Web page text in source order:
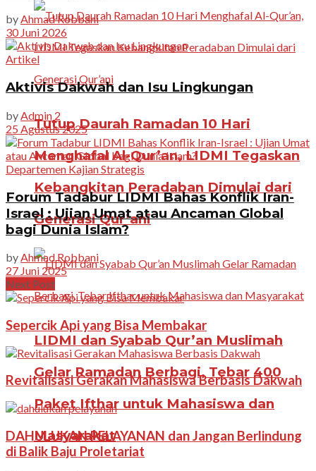
Tutup Daurah Ramadan 10 Hari
Menghafal Al-Qur’an, LIDMI Tegaskan
Kebangkitan Peradaban Dimulai dari
Generasi Qur’ani
LIDMI dan Syabab Qur’an Muslimah
Gelar Ramadan Berbagi, Tebar 400
Paket Ifthar untuk Mahasiswa dan
Masyarakat
byAhmad Robbani
30 Juni 2026
Artikel
Aktivis Dakwah dan Isu Lingkungan
byAdmin 2
25 Agustus 2025
Departemen Kajian Strategis
Forum Tadabur LIDMI Bahas Konflik Iran-
Israel : Ujian Umat atau Ancaman Global
bagi Dunia Islam?
byAhmad Robbani
27 Juni 2025
Next Post
Sepercik Api yang Bisa Membakar
Revitalisasi Gerakan Mahasiswa Berbasis Dakwah
DAHULUKAN PELAYANAN dan Jangan Berlindung
di Balik Baju Proletariat